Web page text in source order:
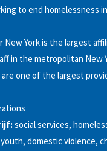
to end homelessness
New York is the largest
in the metropolitan
one of the largest
social services,
domestic violence,